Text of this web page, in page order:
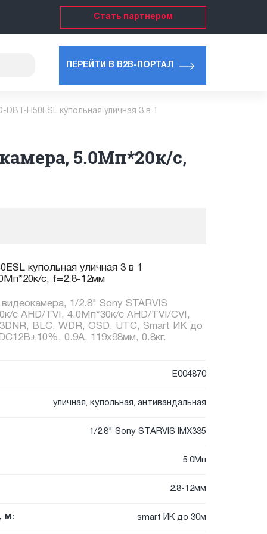
Стать партнером
ПЕРЕЙТИ В B2B-ПОРТАЛ
DBT-H50ESL купольная уличная 3 в 1
5.0Мп*20к/с,
купольная уличная 3 в 1
с, f=2.8-12мм
1/2.8" Sony STARVIS
с AHD/TVI, 4.0Мп*30к/с AHD/TVI/CVI,
BLC, WDR, OSD, UTC, Smart ИК до
0.9А, 119x98мм, 0.8кг.
E004870
уличная, купольная, антивандальная
1/2.8" Sony STARVIS IMX335
5.0Мп
2.8-12мм
М: smart ИК до 30м